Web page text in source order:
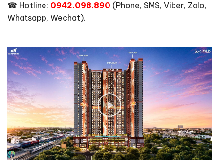
☎ Hotline: 0942.098.890 (Phone, SMS, Viber, Zalo,
Whatsapp, Wechat).